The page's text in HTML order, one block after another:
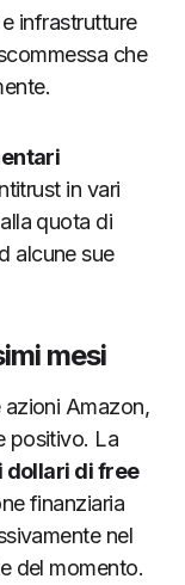
infrastrutture
che
in vari
quota di
alcune sue
mesi
Amazon,
positivo. La
dollari di free
finanziaria
nel
del momento.